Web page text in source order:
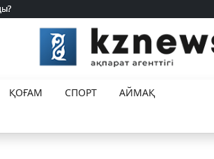
ҚОҒАМ СПОРТ
АЙМАҚ